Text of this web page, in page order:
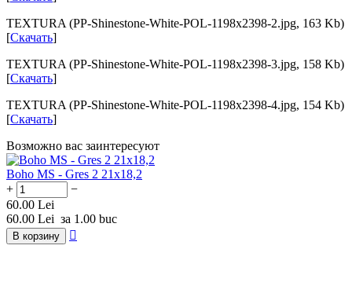
TEXTURA (PP-Shinestone-White-POL-1198x2398-2.jpg, 163 Kb)
[Скачать]
TEXTURA (PP-Shinestone-White-POL-1198x2398-3.jpg, 158 Kb)
[Скачать]
TEXTURA (PP-Shinestone-White-POL-1198x2398-4.jpg, 154 Kb)
[Скачать]
Возможно вас заинтересуют
Boho MS - Gres 2 21x18,2
+
−
60.00 Lei
60.00 Lei за 1.00 buc
В корзину 